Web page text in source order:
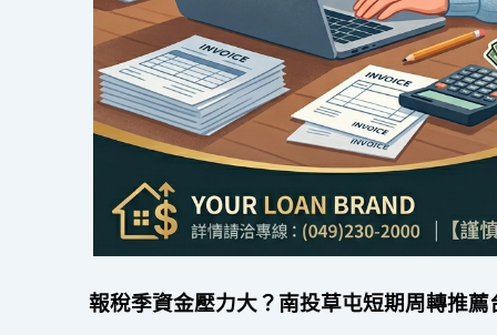
報稅季資金壓力大？南投草屯短期周轉推薦